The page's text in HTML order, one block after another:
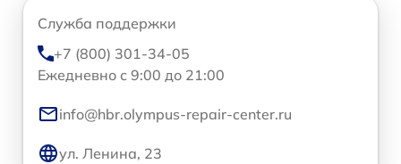
Служба поддержки
+7 (800) 301-34-05
Ежедневно с 9:00 до 21:00
info@hbr.olympus-repair-center.ru
ул. Ленина, 23